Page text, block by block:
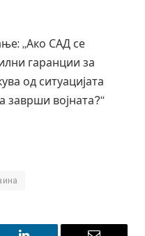
„Ако САД се
гаранции за
од ситуацијата
заврши војната?“